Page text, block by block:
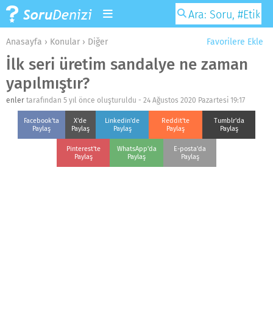
Favorilere Ekle
Anasayfa › Konular › Diğer
İlk seri üretim sandalye ne zaman
yapılmıştır?
enler tarafından 5 yıl önce oluşturuldu - 24 Ağustos 2020 Pazartesi 19:17
Facebook'ta
Paylaş
X'de
Paylaş
Linkedin'de
Paylaş
Reddit'te
Paylaş
Tumblr'da
Paylaş
Pinterest'te
Paylaş
WhatsApp'da
Paylaş
E-posta'da
Paylaş